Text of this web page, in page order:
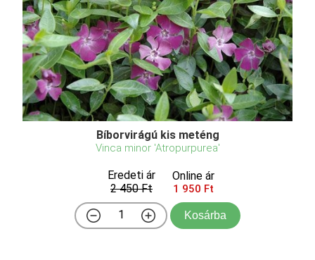
Bíborvirágú kis meténg
Vinca minor 'Atropurpurea'
Eredeti ár
2 450 Ft
Online ár
1 950 Ft
Kosárba